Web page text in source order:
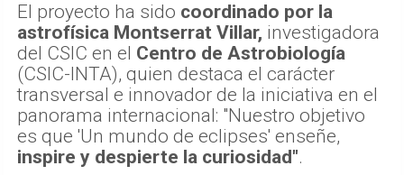
El proyecto ha sido coordinado por la
astrofísica Montserrat Villar, investigadora
del CSIC en el Centro de Astrobiología
(CSIC-INTA), quien destaca el carácter
transversal e innovador de la iniciativa en el
panorama internacional: "Nuestro objetivo
es que 'Un mundo de eclipses' enseñe,
inspire y despierte la curiosidad".